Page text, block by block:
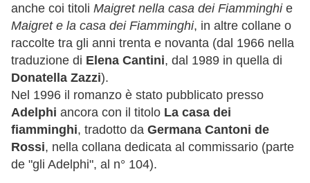
anche coi titoli Maigret nella casa dei Fiamminghie
Maigret e la casa dei Fiamminghi, in altre collane o
raccolte tra gli anni trenta e novanta (dal 1966 nella
traduzione di Elena Cantini, dal 1989 in quella di
Donatella Zazzi).
Nel 1996 il romanzo è stato pubblicato presso
Adelphi ancora con il titolo La casa dei
fiamminghi, tradotto da Germana Cantoni de
Rossi, nella collana dedicata al commissario (parte
de "gli Adelphi", al n° 104).